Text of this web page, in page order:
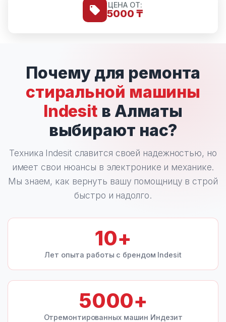
ЦЕНА ОТ:
5000 ₸
Почему для ремонта
стиральной машины
Indesit в Алматы
выбирают нас?
Техника Indesit славится своей надежностью, но
имеет свои нюансы в электронике и механике.
Мы знаем, как вернуть вашу помощницу в строй
быстро и надолго.
10+
Лет опыта работы с брендом Indesit
5000+
Отремонтированных машин Индезит